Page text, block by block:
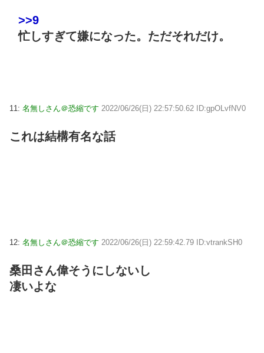
>>9
忙しすぎて嫌になった。ただそれだけ。
11: 名無しさん＠恐縮です 2022/06/26(日) 22:57:50.62 ID:gpOLvfNV0
これは結構有名な話
12: 名無しさん＠恐縮です 2022/06/26(日) 22:59:42.79 ID:vtrankSH0
桑田さん偉そうにしないし
凄いよな